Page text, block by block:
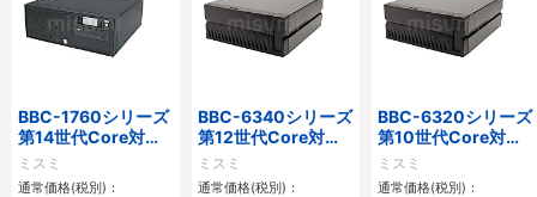
BBC-1760シリーズ
第14世代Core対応
小型フロアマウント
3PCIe
ミスミ
通常価格(税別)：
BBC-6340シリーズ
第12世代Core対応
小型フロアマウント
PC2PCI/2PCIe
ミスミ
通常価格(税別)：
BBC-6320シリーズ
第10世代Core対応
小型フロアマウント
FAPC 2PCI・2PCIe
ミスミ
通常価格(税別)：